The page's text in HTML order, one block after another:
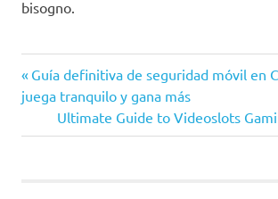
bisogno.
Post
navigation
Previous
Post:
Guía definitiva de seguridad móvil en
juega tranquilo y gana más
Next
Post:
Ultimate Guide to Videoslots